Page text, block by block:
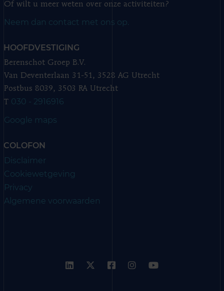
Of wilt u meer weten over onze activiteiten?
Neem dan contact met ons op.
HOOFDVESTIGING
Berenschot Groep B.V.
Van Deventerlaan 31-51, 3528 AG Utrecht
Postbus 8039, 3503 RA Utrecht
T 030 - 2916916
Google maps
COLOFON
Disclaimer
Cookiewetgeving
Privacy
Algemene voorwaarden